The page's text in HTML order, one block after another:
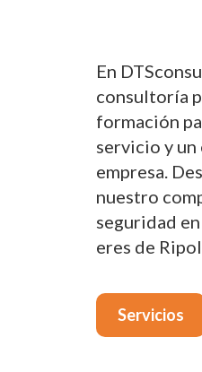
En
consultoría
formación
servicio y
empresa.
nuestro
seguridad
eres de
Servicios